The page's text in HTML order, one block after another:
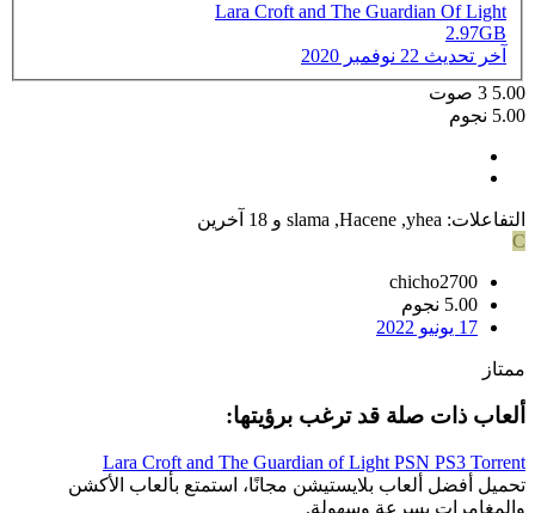
Lara Croft and The Guardian Of Light
2.97GB
آخر تحديث 22 نوفمبر 2020
5.00
3 صوت
5.00 نجوم
التفاعلات: yhea
,
Hacene
,
slama و 18 آخرين
C
chicho2700
5.00 نجوم
17 يونيو 2022
ممتاز
ألعاب ذات صلة قد ترغب برؤيتها:
Lara Croft and The Guardian of Light PSN PS3 Torrent
تحميل أفضل ألعاب بلايستيشن مجانًا، استمتع بألعاب الأكشن
والمغامرات بسرعة وسهولة.